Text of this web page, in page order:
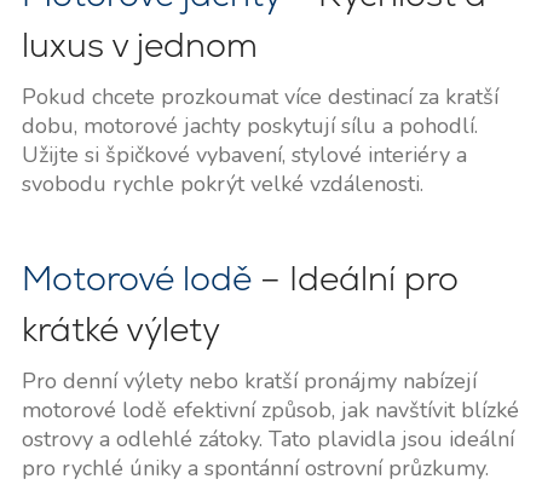
luxus v jednom
Pokud chcete prozkoumat více destinací za kratší
dobu, motorové jachty poskytují sílu a pohodlí.
Užijte si špičkové vybavení, stylové interiéry a
svobodu rychle pokrýt velké vzdálenosti.
Motorové lodě– Ideální pro
krátké výlety
Pro denní výlety nebo kratší pronájmy nabízejí
motorové lodě efektivní způsob, jak navštívit blízké
ostrovy a odlehlé zátoky. Tato plavidla jsou ideální
pro rychlé úniky a spontánní ostrovní průzkumy.